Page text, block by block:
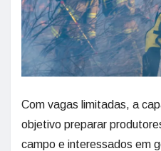
Com vagas limitadas, a
objetivo preparar
campo e interessados em